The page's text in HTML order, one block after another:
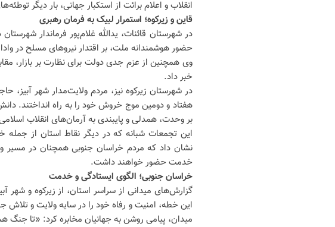
انقلاب و اعلام برائت از استکبار جهانی، بار دیگر
قاین و زیرکوه؛ استمرار لبیک به فرمان رهبری
در شهرستان قائنات، یدالله غلام‌پور فرماندار
حضور هوشمندانه ملت، بر اقتدار نیروهای مسلح در
وی همچنین از عزم جدی دولت برای نظارت بر بازار،
خبر داد.
در شهرستان زیرکوه نیز، مردم ولایت‌مدار شهر
هفتاد و دومین موج خروش خود را به راه انداختند.
بر وحدت، همدلی و پایبندی به آرمان‌های انقلاب
این تجمعات شبانه که در دیگر نقاط استان از جمله
نشان داد که مردم خراسان جنوبی همچنان در مسیر
خدمت حضور خواهند داشت.
خراسان جنوبی؛ الگوی ایستادگی و خدمت
گزارش‌های میدانی از سراسر استان، از زیرکوه و شهر
میدان، پیامی روشن به جهانیان مخابره کرد: «تا جنگ